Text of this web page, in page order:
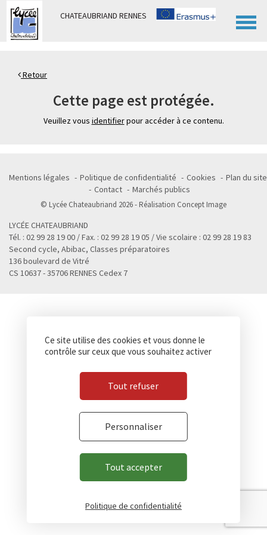
CHATEAUBRIAND RENNES
Retour
Cette page est protégée.
Veuillez vous identifierpour accéder à ce contenu.
Mentions légales Politique de confidentialité Cookies
Plan du site
Contact
Marchés publics
© Lycée Chateaubriand 2026 - Réalisation Concept Image
LYCÉE CHATEAUBRIAND
Tél. : 02 99 28 19 00 / Fax. : 02 99 28 19 05 / Vie scolaire : 02 99 28 19 83
Second cycle, Abibac, Classes préparatoires
136 boulevard de Vitré
CS 10637 - 35706 RENNES Cedex 7
Panneau de gestion des cookies
Ce site utilise des cookies et vous donne le
contrôle sur ceux que vous souhaitez activer
Tout accepter
Tout refuser
Personnaliser
Politique de confidentialité